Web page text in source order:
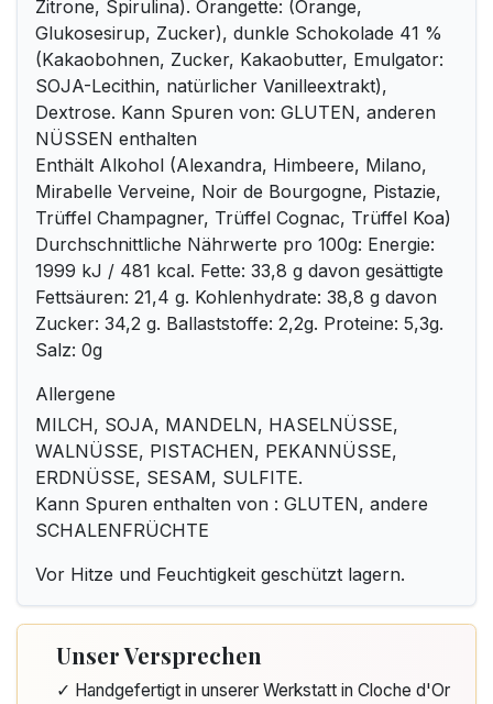
Zitrone, Spirulina). Orangette: (Orange,
Glukosesirup, Zucker), dunkle Schokolade 41 %
(Kakaobohnen, Zucker, Kakaobutter, Emulgator:
SOJA-Lecithin, natürlicher Vanilleextrakt),
Dextrose. Kann Spuren von: GLUTEN, anderen
NÜSSEN enthalten
Enthält Alkohol (Alexandra, Himbeere, Milano,
Mirabelle Verveine, Noir de Bourgogne, Pistazie,
Trüffel Champagner, Trüffel Cognac, Trüffel Koa)
Durchschnittliche Nährwerte pro 100g: Energie:
1999 kJ / 481 kcal. Fette: 33,8 g davon gesättigte
Fettsäuren: 21,4 g. Kohlenhydrate: 38,8 g davon
Zucker: 34,2 g. Ballaststoffe: 2,2g. Proteine: 5,3g.
Salz: 0g
Allergene
MILCH, SOJA, MANDELN, HASELNÜSSE,
WALNÜSSE, PISTACHEN, PEKANNÜSSE,
ERDNÜSSE, SESAM, SULFITE.
Kann Spuren enthalten von : GLUTEN, andere
SCHALENFRÜCHTE
Vor Hitze und Feuchtigkeit geschützt lagern.
Unser Versprechen
✓ Handgefertigt in unserer Werkstatt in Cloche d'Or